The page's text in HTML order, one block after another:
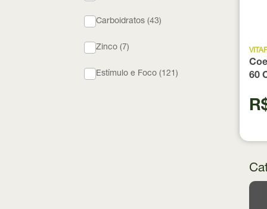
Carboidratos (43)
Zinco (7)
Estímulo e Foco (121)
60